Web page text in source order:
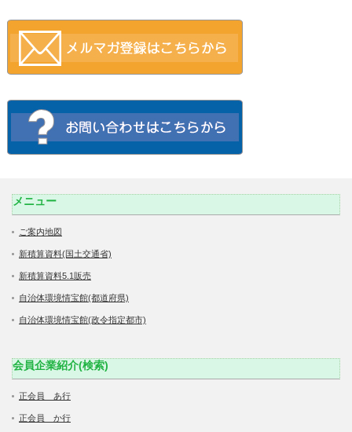
メニュー
ご案内地図
新積算資料(国土交通省)
新積算資料5.1販売
自治体環境情宝館(都道府県)
自治体環境情宝館(政令指定都市)
会員企業紹介(検索)
正会員 あ行
正会員 か行